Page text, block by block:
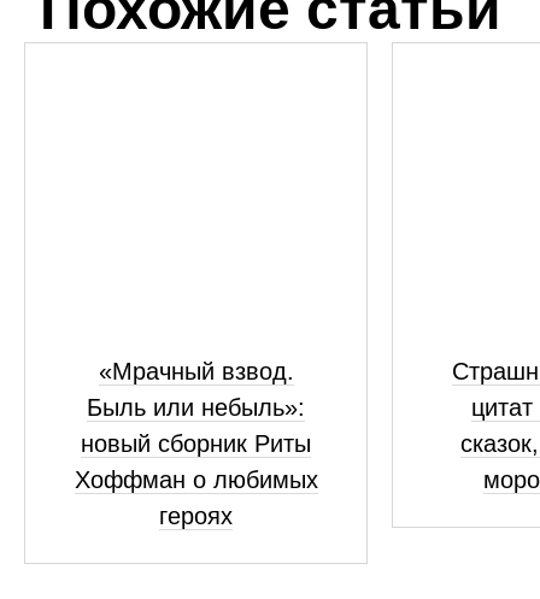
«Мрачный взвод.
Быль или небыль»:
новый сборник Риты
Хоффман о любимых
героях
цитат